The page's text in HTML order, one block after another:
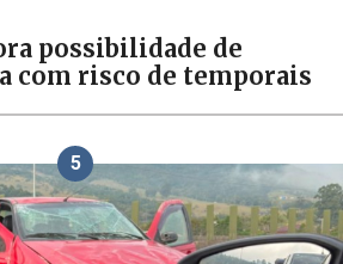
possibilidade de
com risco de temporais
5